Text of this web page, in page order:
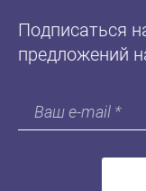
Подписаться
предложений